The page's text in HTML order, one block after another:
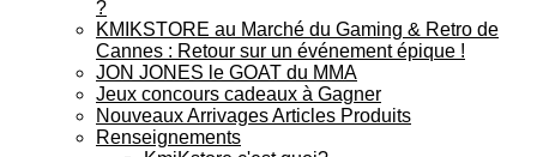
?
KMIKSTORE au Marché du Gaming & Retro de
Cannes : Retour sur un événement épique !
JON JONES le GOAT du MMA
Jeux concours cadeaux à Gagner
Nouveaux Arrivages Articles Produits
Renseignements